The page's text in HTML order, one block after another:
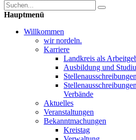
Hauptmenü
Willkommen
wir nordeln.
Karriere
Landkreis als
Ausbildung und
Stellenausschreibungen
Verbände
Aktuelles
Veranstaltungen
Bekanntmachungen
Kreistag